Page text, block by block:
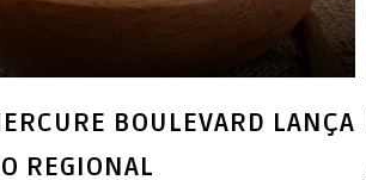
BOULEVARD LANÇA
REGIONAL